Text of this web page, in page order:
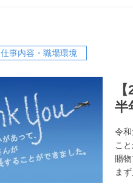
仕事内容・職場環境
半
令
こ
賜
ま